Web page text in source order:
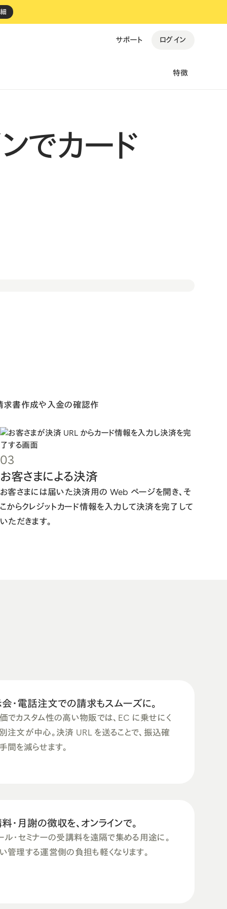
サポート ログイン
特徴
でカード
求書作成や入金の確認作
03
お客さまによる決済
お客さまには届いた決済用の Web ページを開き、そ
こからクレジットカード情報を入力して決済を完了して
いただきます。
・電話注文での請求もスムーズに。
でカスタム性の高い物販では、EC に乗せにく
注文が中心。決済 URL を送ることで、振込確
間を減らせます。
・月謝の徴収を、オンラインで。
ル・セミナーの受講料を遠隔で集める用途に。
管理する運営側の負担も軽くなります。